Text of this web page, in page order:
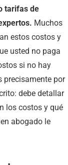
tarifas de
Muchos
estos costos y
usted no paga
si no hay
precisamente por
debe detallar
los costos y qué
abogado le